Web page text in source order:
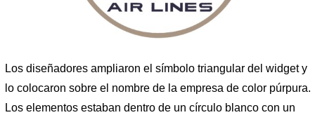
Los diseñadores ampliaron el símbolo triangular del widget y
lo colocaron sobre el nombre de la empresa de color púrpura.
Los elementos estaban dentro de un círculo blanco con un